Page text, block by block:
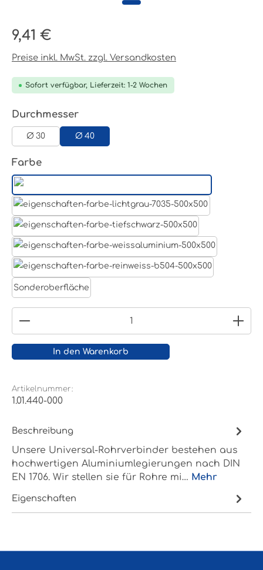
Regulärer Preis:
9,41 €
Preise inkl. MwSt. zzgl. Versandkosten
Sofort verfügbar, Lieferzeit: 1-2 Wochen
Durchmesserauswählen
Ø 30 Ø 40
Farbeauswählen
Weißaluminium- RAL 9006
Sonderoberfläche
Produkt Anzahl: Gib den gewünschten Wert
In den Warenkorb
Artikelnummer:
1.01.440-000
Beschreibung
Unsere Universal-Rohrverbinder bestehen aus
hochwertigen Aluminiumlegierungen nach DIN
EN 1706. Wir stellen sie für Rohre mi… Mehr
Eigenschaften